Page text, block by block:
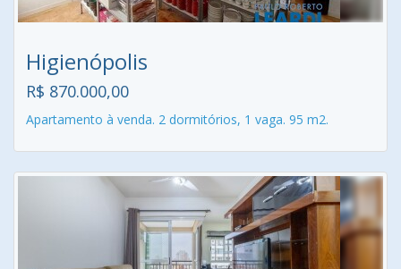
Higienópolis
R$ 870.000,00
Apartamento à venda. 2 dormitórios, 1 vaga. 95 m2.